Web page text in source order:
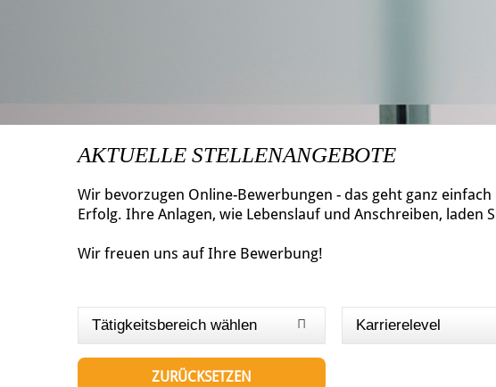
AKTUELLE STELLENANGEBOTE
Wir bevorzugen Online-Bewerbungen - das geht ganz
Erfolg. Ihre Anlagen, wie Lebenslauf und Anschreiben, laden
Wir freuen uns auf Ihre Bewerbung!
Tätigkeitsbereich wählen Karrierelevel
ZURÜCKSETZEN